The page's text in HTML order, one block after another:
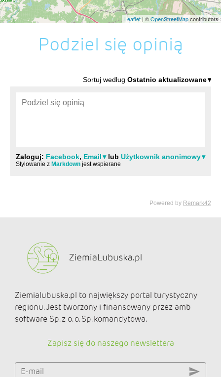
Leaflet | ©OpenStreetMapcontributors
Podziel się opinią
Ziemialubuska.pl to największy portal turystyczny
regionu. Jest tworzony i finansowany przez amb
software Sp. z o. o. Sp. komandytowa.
Zapisz się do naszego newslettera
E-mail